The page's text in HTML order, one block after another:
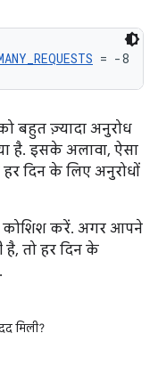
= -8
बहुत ज़्यादा अनुरोध
है. इसके अलावा, ऐसा
दिन के लिए अनुरोधों
करें. अगर आपने
है, तो हर दिन के
मिली?